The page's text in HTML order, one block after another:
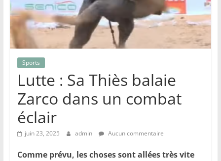
Sports
Lutte : Sa Thiès balaie
Zarco dans un combat
éclair
juin 23, 2025 admin Aucun commentaire
Comme prévu, les choses sont allées très vite